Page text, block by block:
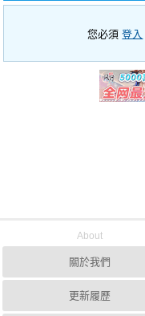
您必須登入
About
關於我們
更新履歷